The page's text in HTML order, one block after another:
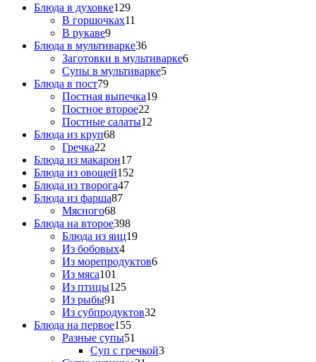
Блюда в духовке129
В горшочках11
В рукаве9
Блюда в мультиварке36
Заготовки в мультиварке6
Супы в мультиварке5
Блюда в пост79
Постная выпечка19
Постное второе22
Постные салаты12
Блюда из круп68
Гречка22
Блюда из макарон17
Блюда из овощей152
Блюда из творога47
Блюда из фарша87
Мясного68
Блюда на второе398
Блюда из яиц19
Из бобовых4
Из морепродуктов6
Из мяса101
Из птицы125
Из рыбы91
Из субпродуктов32
Блюда на первое155
Разные супы51
Суп с гречкой3